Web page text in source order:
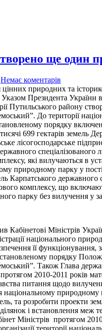
ще один
Немає коментарів
природних та
Указом Президента України
Путильського району
До території
порядку
699 гектарів земель
лісогосподарське
спеціалізованого
які вилучаються в
природному парку у
Карпатського державного
комплексу, що
парку без вилучення у
Кабінетові Міністрів
національного
її функціонування,
порядку
Також Глава
2010-2011 років
питання щодо
національному
та розробити проекти
і встановлення меж
Міністрів протягом
території